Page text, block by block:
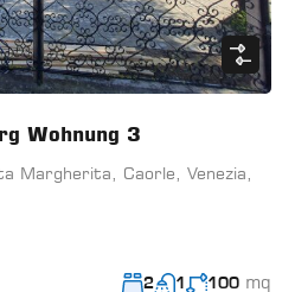
Wohnung 3
Margherita, Caorle, Venezia,
2 1 100 mq